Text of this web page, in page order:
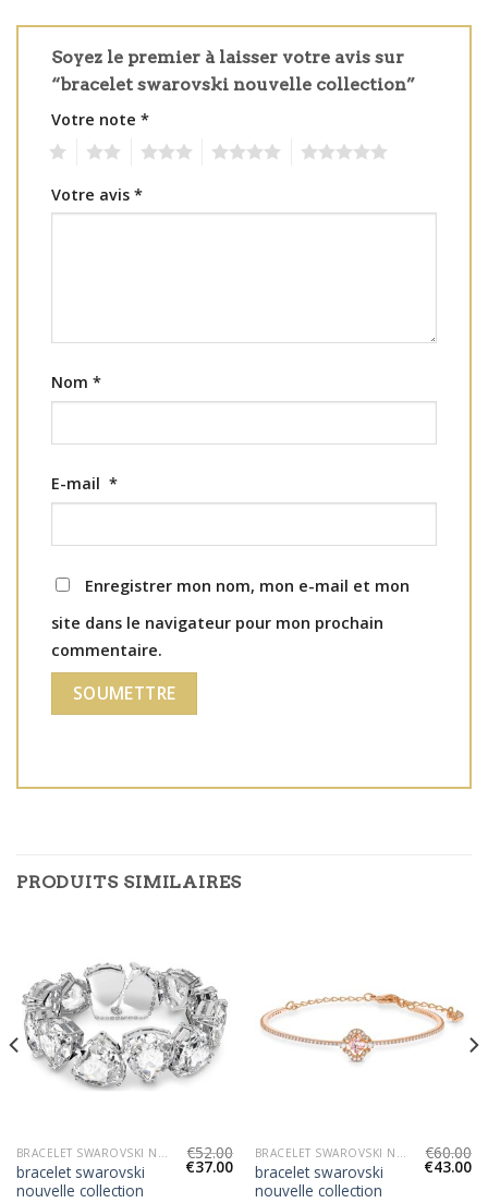
Soyez le premier à laisser votre avis sur
“bracelet swarovski nouvelle collection”
Votre note *
Votre avis *
Nom *
E-mail *
Enregistrer mon nom, mon e-mail et mon
site dans le navigateur pour mon prochain
commentaire.
PRODUITS SIMILAIRES
BRACELET SWAROVSKI NOUVELLE COLLECTION
bracelet swarovski
nouvelle collection
€52.00
€37.00
BRACELET SWAROVSKI NOUVELLE COLLECTION
bracelet swarovski
nouvelle collection
€60.00
€43.00